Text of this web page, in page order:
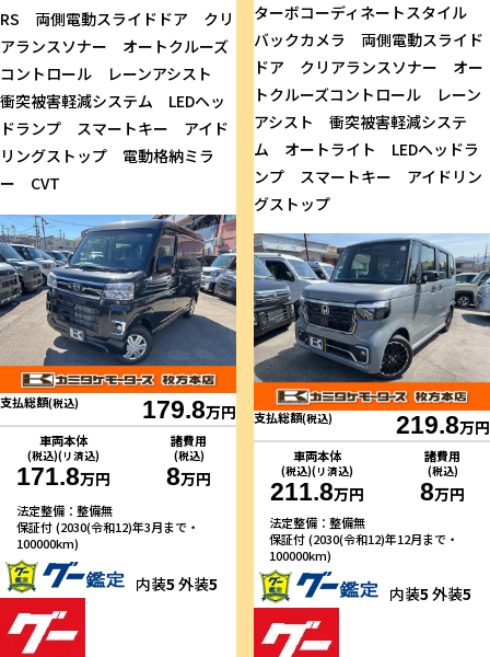
RS 両側電動スライドドア クリ
アランスソナー オートクルーズ
コントロール レーンアシスト
衝突被害軽減システム LEDヘッ
ドランプ スマートキー アイド
リングストップ 電動格納ミラ
ー CVT
支払総額(税込) 179.8万円
車両本体
(税込)(リ済込)
171.8万円
諸費用
(税込)
8万円
法定整備：整備無
保証付 (2030(令和12)年3月まで・
100000km)
内装5 外装5
ターボコーディネートスタイル
バックカメラ 両側電動スライド
ドア クリアランスソナー オー
トクルーズコントロール レーン
アシスト 衝突被害軽減システ
ム オートライト LEDヘッドラ
ンプ スマートキー アイドリン
グストップ
支払総額(税込) 219.8万円
車両本体
(税込)(リ済込)
211.8万円
諸費用
(税込)
8万円
法定整備：整備無
保証付 (2030(令和12)年12月まで・
100000km)
内装5 外装5